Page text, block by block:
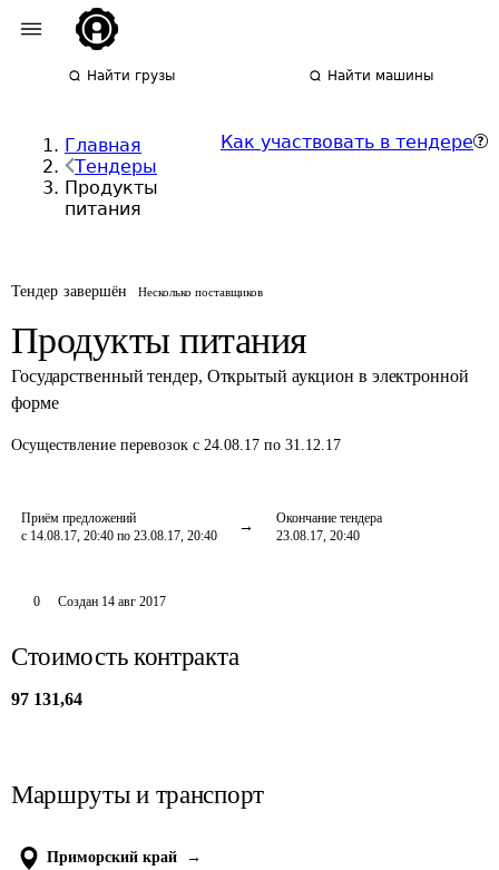
Найти грузы Найти машины
Главная
Тендеры
Продукты
питания
Как участвовать в тендере
Тендер завершён Несколько поставщиков
Продукты питания
Государственный тендер, Открытый аукцион в электронной
форме
Осуществление перевозок с 24.08.17 по 31.12.17
Приём предложений
с 14.08.17, 20:40 по 23.08.17, 20:40
Окончание тендера
23.08.17, 20:40
0 Создан 14 авг 2017
Стоимость контракта
97 131,64
Маршруты и транспорт
Приморский край
→